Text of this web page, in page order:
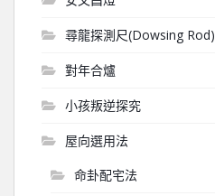
尋龍探測尺(Dowsing Rod)
對年合爐
小孩叛逆探究
屋向選用法
命卦配宅法